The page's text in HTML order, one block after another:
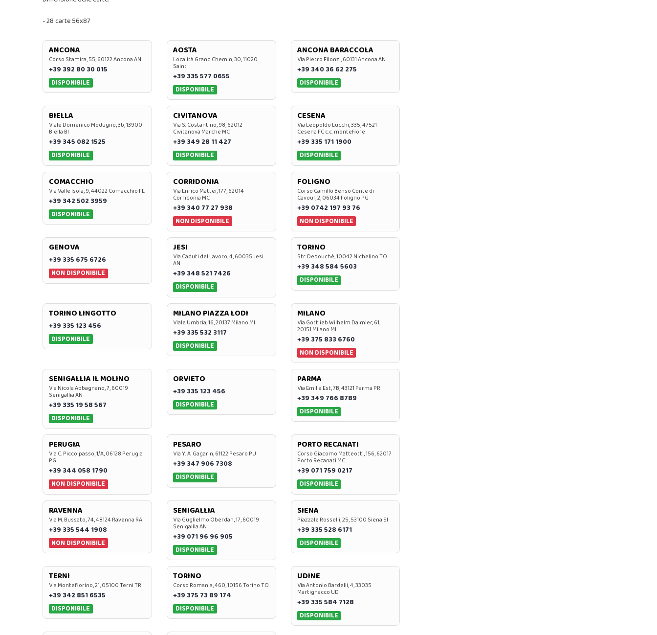
- 28 carte 56x87
ANCONA
Corso Stamira, 55, 60122 Ancona AN
+39 392 80 30 015
DISPONIBILE
AOSTA
Località Grand Chemin, 30, 11020
Saint
+39 335 577 0655
DISPONIBILE
ANCONA BARACCOLA
Via Pietro Filonzi, 60131 Ancona AN
+39 340 36 62 275
DISPONIBILE
BIELLA
Viale Domenico Modugno, 3b, 13900
Biella BI
+39 345 082 1525
DISPONIBILE
CIVITANOVA
Via S. Costantino, 98, 62012
Civitanova Marche MC
+39 349 28 11 427
DISPONIBILE
CESENA
Via Leopoldo Lucchi, 335, 47521
Cesena FC c.c. montefiore
+39 335 171 1900
DISPONIBILE
COMACCHIO
Via Valle Isola, 9, 44022 Comacchio FE
+39 342 502 3959
DISPONIBILE
CORRIDONIA
Via Enrico Mattei, 177, 62014
Corridonia MC
+39 340 77 27 938
NON DISPONIBILE
FOLIGNO
Corso Camillo Benso Conte di
Cavour, 2, 06034 Foligno PG
+39 0742 197 93 76
NON DISPONIBILE
GENOVA
+39 335 675 6726
NON DISPONIBILE
JESI
Via Caduti del Lavoro, 4, 60035 Jesi
AN
+39 348 521 7426
DISPONIBILE
TORINO
Str. Debouchè, 10042 Nichelino TO
+39 348 584 5603
DISPONIBILE
TORINO LINGOTTO
+39 335 123 456
DISPONIBILE
MILANO PIAZZA LODI
Viale Umbria, 16, 20137 Milano MI
+39 335 532 3117
DISPONIBILE
MILANO
Via Gottlieb Wilhelm Daimler, 61,
20151 Milano MI
+39 375 833 6760
NON DISPONIBILE
SENIGALLIA IL MOLINO
Via Nicola Abbagnano, 7, 60019
Senigallia AN
+39 335 19 58 567
DISPONIBILE
ORVIETO
+39 335 123 456
DISPONIBILE
PARMA
Via Emilia Est, 7B, 43121 Parma PR
+39 349 766 8789
DISPONIBILE
PERUGIA
Via C. Piccolpasso, 1/A, 06128 Perugia
PG
+39 344 058 1790
NON DISPONIBILE
PESARO
Via Y. A. Gagarin, 61122 Pesaro PU
+39 347 906 7308
DISPONIBILE
PORTO RECANATI
Corso Giacomo Matteotti, 156, 62017
Porto Recanati MC
+39 071 759 0217
DISPONIBILE
RAVENNA
Via M. Bussato, 74, 48124 Ravenna RA
+39 335 544 1908
NON DISPONIBILE
SENIGALLIA
Via Guglielmo Oberdan, 17, 60019
Senigallia AN
+39 071 96 96 905
DISPONIBILE
SIENA
Piazzale Rosselli, 25, 53100 Siena SI
+39 335 528 6171
DISPONIBILE
TERNI
Via Montefiorino, 21, 05100 Terni TR
+39 342 851 6535
DISPONIBILE
TORINO
Corso Romania, 460, 10156 Torino TO
+39 375 73 89 174
DISPONIBILE
UDINE
Via Antonio Bardelli, 4, 33035
Martignacco UD
+39 335 584 7128
DISPONIBILE